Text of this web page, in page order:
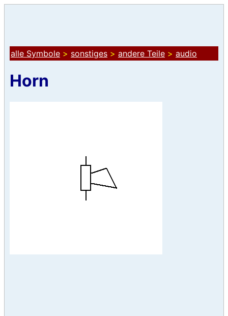
alle Symbole > sonstiges > andere Teile > audio
Horn